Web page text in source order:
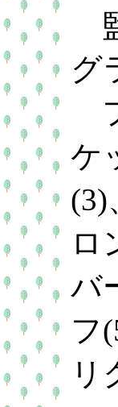
グ
ケ
(3)
ロ
バ
フ
リ